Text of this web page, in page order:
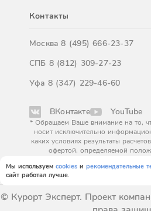
Мы используем cookies и рекомендательные
сайт работал лучше.
Контакты
Москва8 (495) 666-23-37
СПБ 8 (812) 309-27-23
Уфа 8 (347) 229-46-60
ВКонтакте YouTube
* Обращаем Ваше внимание на то,
носит исключительно
каких условиях результаты
офертой, определяемой
окончательным расчетом
© Курорт Эксперт. Проект